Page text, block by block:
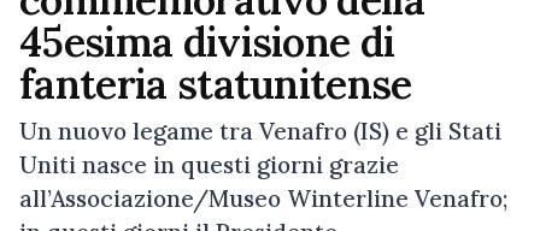
45esima divisione di
fanteria statunitense
Un nuovo legame tra Venafro (IS) e gli Stati
Uniti nasce in questi giorni grazie
all’Associazione/Museo Winterline Venafro;